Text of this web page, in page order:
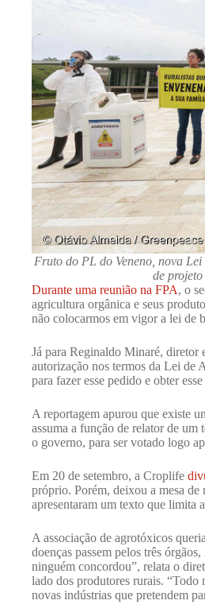
Fruto do PL do Veneno, nova
de
Durante uma reunião na FPA, o
agricultura orgânica e seus
não colocarmos em vigor a lei de
Já para Reginaldo Minaré, diretor
autorização nos termos da Lei de
para fazer esse pedido e obter
A reportagem apurou que existe
assuma a função de relator de um
o governo, para ser votado logo
Em 20 de setembro, a Croplife
próprio. Porém, deixou a mesa de
apresentaram um texto que limita
A associação de agrotóxicos
doenças passem pelos três
ninguém concordou”, relata o
lado dos produtores rurais. “Todo
novas indústrias que pretendem